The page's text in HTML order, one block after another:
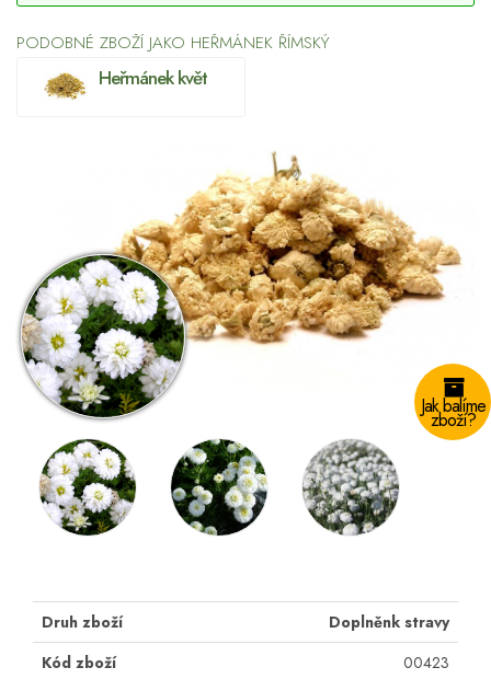
PODOBNÉ ZBOŽÍ JAKO HEŘMÁNEK ŘÍMSKÝ
Heřmánek květ
Jak balíme
zboží?
Druh zboží
Doplněnk stravy
Kód zboží
00423